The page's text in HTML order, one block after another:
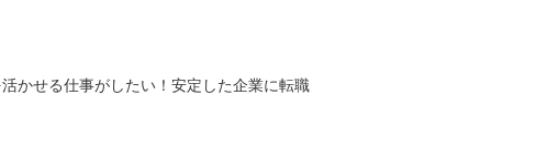
かせる仕事がしたい！安定した企業に転職